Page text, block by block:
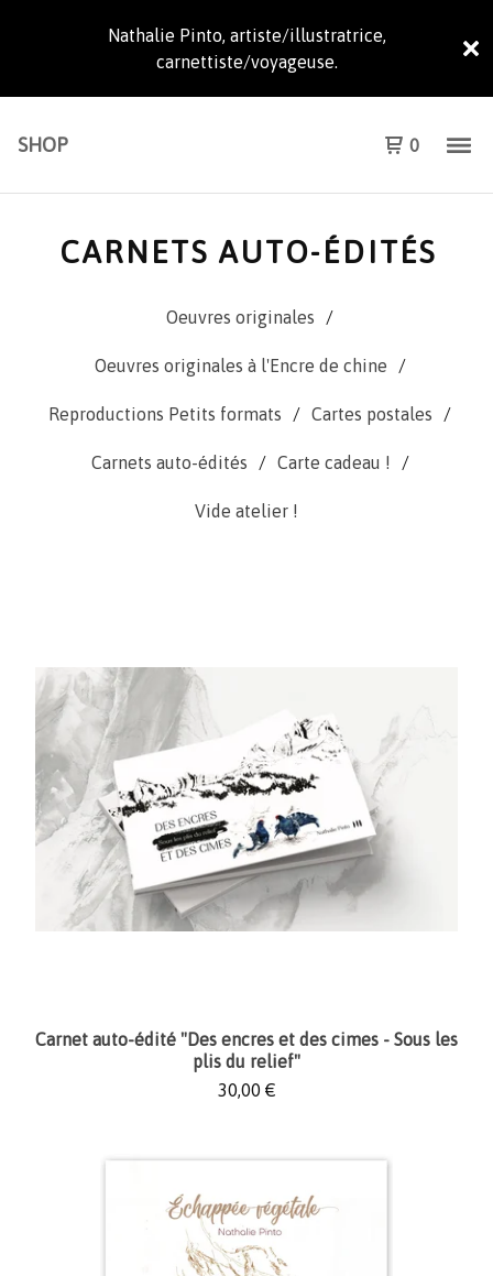
Nathalie Pinto, artiste/illustratrice,
carnettiste/voyageuse.
SHOP 0
CARNETS AUTO-ÉDITÉS
Oeuvres originales
Oeuvres originales à l'Encre de chine
Reproductions Petits formats Cartes postales
Carnets auto-édités Carte cadeau !
Vide atelier !
Carnet auto-édité "Des encres et des cimes - Sous les
plis du relief"
30,00 €